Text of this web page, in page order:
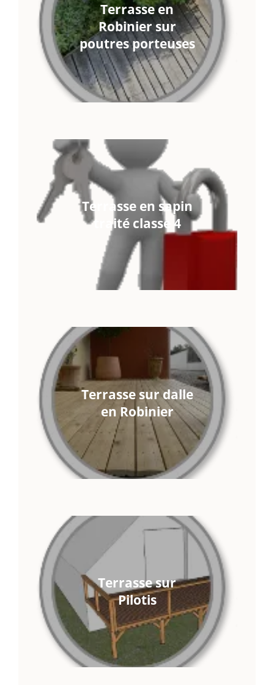
Terrasse en
Robinier sur
poutres porteuses
Terrasse en sapin
traité classe 4
Terrasse sur dalle
en Robinier
Terrasse sur
Pilotis